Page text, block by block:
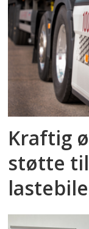
Kraftig
støtte